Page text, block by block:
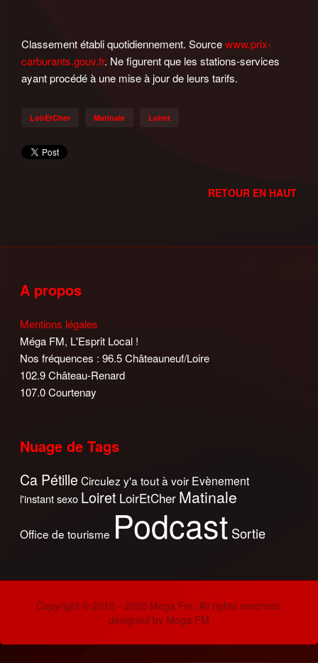
Classement établi quotidiennement. Sourcewww.prix-
carburants.gouv.fr. Ne figurent que les stations-services
ayant procédé à une mise à jour de leurs tarifs.
LoirEtCher Matinale Loiret
RETOUR EN HAUT
A propos
Mentions légales
Méga FM, L'Esprit Local !
Nos fréquences : 96.5 Châteauneuf/Loire
102.9 Château-Renard
107.0 Courtenay
Nuage de Tags
Ca Pétille Circulez y'a tout à voir Evènement
l'instant sexo Loiret LoirEtCher Matinale
Office de tourisme Podcast Sortie
Copyright © 2016 - 2026 Mega Fm. All rights reserved.
designed by Mega FM